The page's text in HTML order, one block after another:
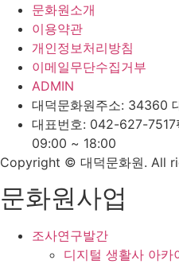
문화원소개
이용약관
개인정보처리방침
이메일무단수집거부
ADMIN
대덕문화원주소: 34360
대표번호: 042-627-7517
09:00 ~ 18:00
Copyright © 대덕문화원. All
문화원사업
조사연구발간
디지털 생활사 아카